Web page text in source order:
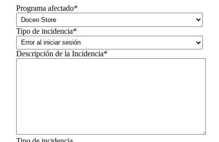
Programa afectado*
Tipo de incidencia*
Descripción de la Incidencia*